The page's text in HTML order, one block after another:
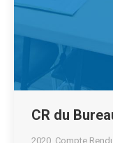
CR du
2020, Compte